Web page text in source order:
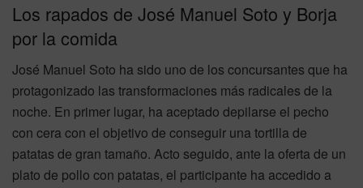
Los rapados de José Manuel Soto y Borja
por la comida
José Manuel Soto ha sido uno de los concursantes que ha
protagonizado las transformaciones más radicales de la
noche. En primer lugar, ha aceptado depilarse el pecho
con cera con el objetivo de conseguir una tortilla de
patatas de gran tamaño. Acto seguido, ante la oferta de un
plato de pollo con patatas, el participante ha accedido a